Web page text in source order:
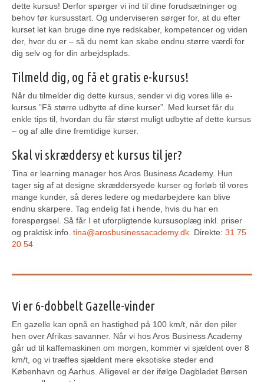
dette kursus! Derfor spørger vi ind til dine forudsætninger og
behov før kursusstart. Og underviseren sørger for, at du efter
kurset let kan bruge dine nye redskaber, kompetencer og viden
der, hvor du er – så du nemt kan skabe endnu større værdi for
dig selv og for din arbejdsplads.
Tilmeld dig, og få et gratis e-kursus!
Når du tilmelder dig dette kursus, sender vi dig vores lille e-
kursus ”Få større udbytte af dine kurser”. Med kurset får du
enkle tips til, hvordan du får størst muligt udbytte af dette kursus
– og af alle dine fremtidige kurser.
Skal vi skræddersy et kursus til jer?
Tina er learning manager hos Aros Business Academy. Hun
tager sig af at designe skræddersyede kurser og forløb til vores
mange kunder, så deres ledere og medarbejdere kan blive
endnu skarpere. Tag endelig fat i hende, hvis du har en
forespørgsel. Så får I et uforpligtende kursusoplæg inkl. priser
og praktisk info. tina@arosbusinessacademy.dk Direkte: 31 75
20 54
Vi er 6-dobbelt Gazelle-vinder
En gazelle kan opnå en hastighed på 100 km/t, når den piler
hen over Afrikas savanner. Når vi hos Aros Business Academy
går ud til kaffemaskinen om morgen, kommer vi sjældent over 8
km/t, og vi træffes sjældent mere eksotiske steder end
København og Aarhus. Alligevel er der ifølge Dagbladet Børsen